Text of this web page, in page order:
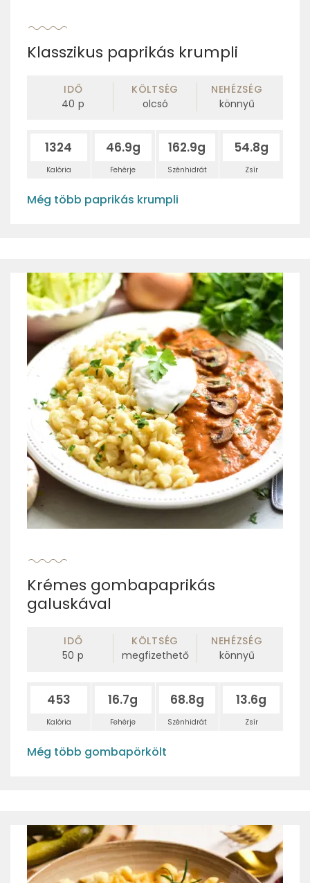
Klasszikus paprikás krumpli
IDŐ
40 p
KÖLTSÉG
olcsó
NEHÉZSÉG
könnyű
1324
Kalória
46.9g
Fehérje
162.9g
Szénhidrát
54.8g
Zsír
Még több paprikás krumpli
Krémes gombapaprikás
galuskával
IDŐ
50 p
KÖLTSÉG
megfizethető
NEHÉZSÉG
könnyű
453
Kalória
16.7g
Fehérje
68.8g
Szénhidrát
13.6g
Zsír
Még több gombapörkölt